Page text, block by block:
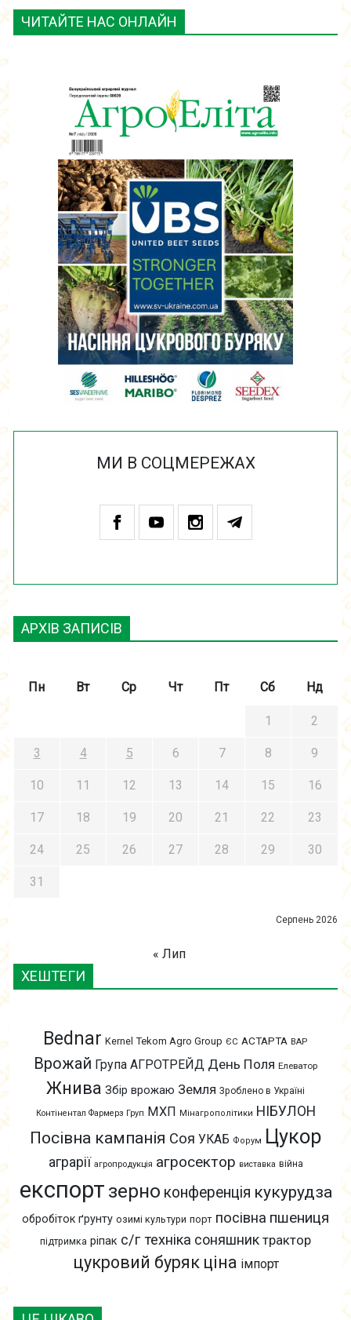
ЧИТАЙТЕ НАС ОНЛАЙН
МИ В СОЦМЕРЕЖАХ
АРХІВ ЗАПИСІВ
Серпень 2026
Пн Вт Ср Чт Пт Сб Нд
1 2
3 4 5 6 7 8 9
10 11 12 13 14 15 16
17 18 19 20 21 22 23
24 25 26 27 28 29 30
31
« Лип
ХЕШТЕГИ
Bednar Kernel Tekom Agro Group ЄС АСТАРТА ВАР
Врожай Група АГРОТРЕЙД День Поля Елеватор
Жнива Збір врожаю Земля Зроблено в Україні
Контінентал Фармерз Груп МХП Мінагрополітики НІБУЛОН
Посівна кампанія Соя УКАБ Форум Цукор
аграрії агропродукція агросектор виставка війна
експорт зерно конференція кукурудза
обробіток ґрунту озимі культури порт посівна пшениця
підтримка ріпак с/г техніка соняшник трактор
цукровий буряк ціна імпорт